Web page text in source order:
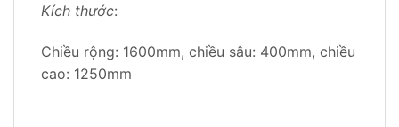
Kích thước:
Chiều rộng: 1600mm, chiều sâu: 400mm, chiều
cao: 1250mm